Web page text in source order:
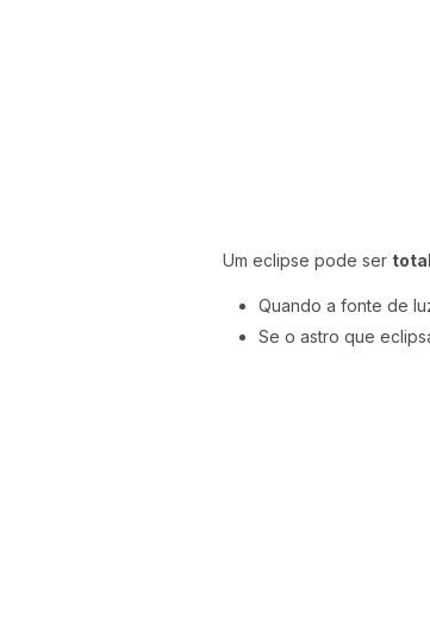
Um eclipse pode ser
Quando a fonte de
Se o astro que